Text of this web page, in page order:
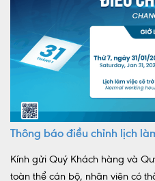
Thông báo điều chỉnh lịch
Kính gửi Quý Khách hàng và
toàn thể cán bộ, nhân viên có